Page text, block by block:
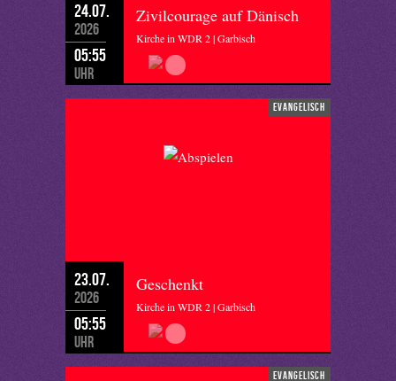
24.07.
2026
05:55
Uhr
Zivilcourage auf Dänisch
Kirche in WDR 2 | Garbisch
evangelisch
23.07.
2026
05:55
Uhr
Geschenkt
Kirche in WDR 2 | Garbisch
evangelisch